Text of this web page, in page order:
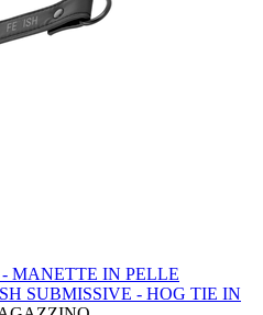
MANETTE IN PELLE
SUBMISSIVE - HOG TIE IN